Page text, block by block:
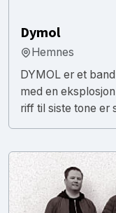
Dymol
Hemnes
DYMOL er et
med en
riff til siste tone er